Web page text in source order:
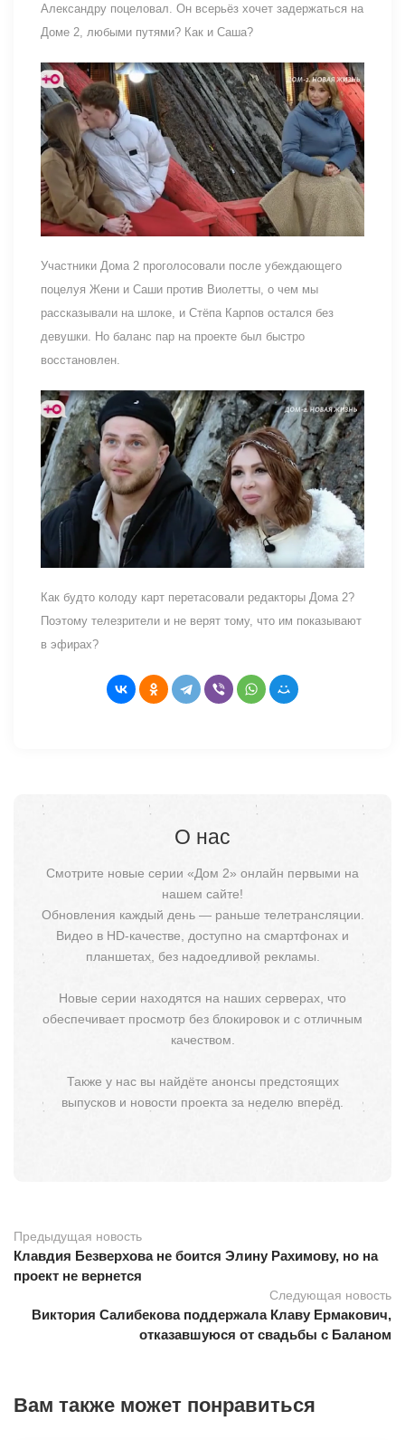
Александру поцеловал. Он всерьёз хочет задержаться на
Доме 2, любыми путями? Как и Саша?
Участники Дома 2 проголосовали после убеждающего
поцелуя Жени и Саши против Виолетты, о чем мы
рассказывали на шлоке, и Стёпа Карпов остался без
девушки. Но баланс пар на проекте был быстро
восстановлен.
Как будто колоду карт перетасовали редакторы Дома 2?
Поэтому телезрители и не верят тому, что им показывают
в эфирах?
О нас
Смотрите новые серии «Дом 2» онлайн первыми на
нашем сайте!
Обновления каждый день — раньше телетрансляции.
Видео в HD-качестве, доступно на смартфонах и
планшетах, без надоедливой рекламы.
Новые серии находятся на наших серверах, что
обеспечивает просмотр без блокировок и с отличным
качеством.
Также у нас вы найдёте анонсы предстоящих
выпусков и новости проекта за неделю вперёд.
Предыдущая новость
Клавдия Безверхова не боится Элину Рахимову, но на
проект не вернется
Следующая новость
Виктория Салибекова поддержала Клаву Ермакович,
отказавшуюся от свадьбы с Баланом
Вам также может понравиться